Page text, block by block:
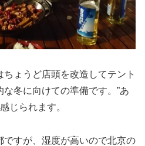
ょうど店頭を改造してテント
冬に向けての準備です。”あ
じられます。
すが、湿度が高いので北京の